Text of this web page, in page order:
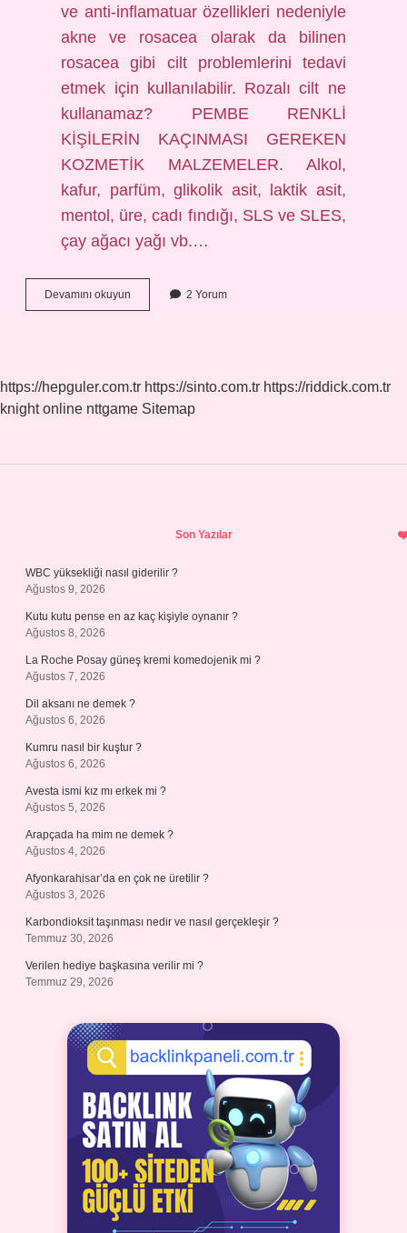
ve anti-inflamatuar özellikleri nedeniyle
akne ve rosacea olarak da bilinen
rosacea gibi cilt problemlerini tedavi
etmek için kullanılabilir. Rozalı cilt ne
kullanamaz? PEMBE RENKLİ
KİŞİLERİN KAÇINMASI GEREKEN
KOZMETİK MALZEMELER. Alkol,
kafur, parfüm, glikolik asit, laktik asit,
mentol, üre, cadı fındığı, SLS ve SLES,
çay ağacı yağı vb.…
Devamını okuyun
Ciltler
2 Yorum
https://hepguler.com.tr https://sinto.com.tr https://riddick.com.tr
knight online nttgame Sitemap
Son Yazılar
WBC yüksekliği nasıl giderilir ?
Ağustos 9, 2026
Kutu kutu pense en az kaç kişiyle oynanır ?
Ağustos 8, 2026
La Roche Posay güneş kremi komedojenik mi ?
Ağustos 7, 2026
Dil aksanı ne demek ?
Ağustos 6, 2026
Kumru nasıl bir kuştur ?
Ağustos 6, 2026
Avesta ismi kız mı erkek mi ?
Ağustos 5, 2026
Arapçada ha mim ne demek ?
Ağustos 4, 2026
Afyonkarahisar’da en çok ne üretilir ?
Ağustos 3, 2026
Karbondioksit taşınması nedir ve nasıl gerçekleşir ?
Temmuz 30, 2026
Verilen hediye başkasına verilir mi ?
Temmuz 29, 2026